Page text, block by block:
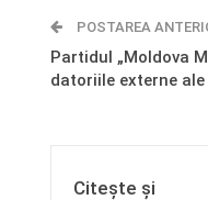
POSTAREA
Partidul „Moldova
datoriile externe
Citește și